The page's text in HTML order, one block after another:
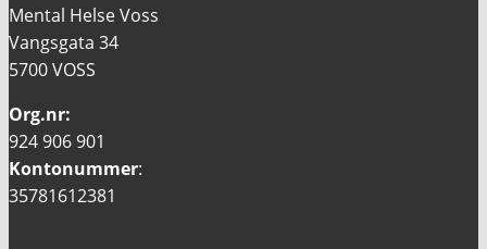
Mental Helse Voss
Vangsgata 34
5700 VOSS
Org.nr:
924 906 901
Kontonummer:
35781612381